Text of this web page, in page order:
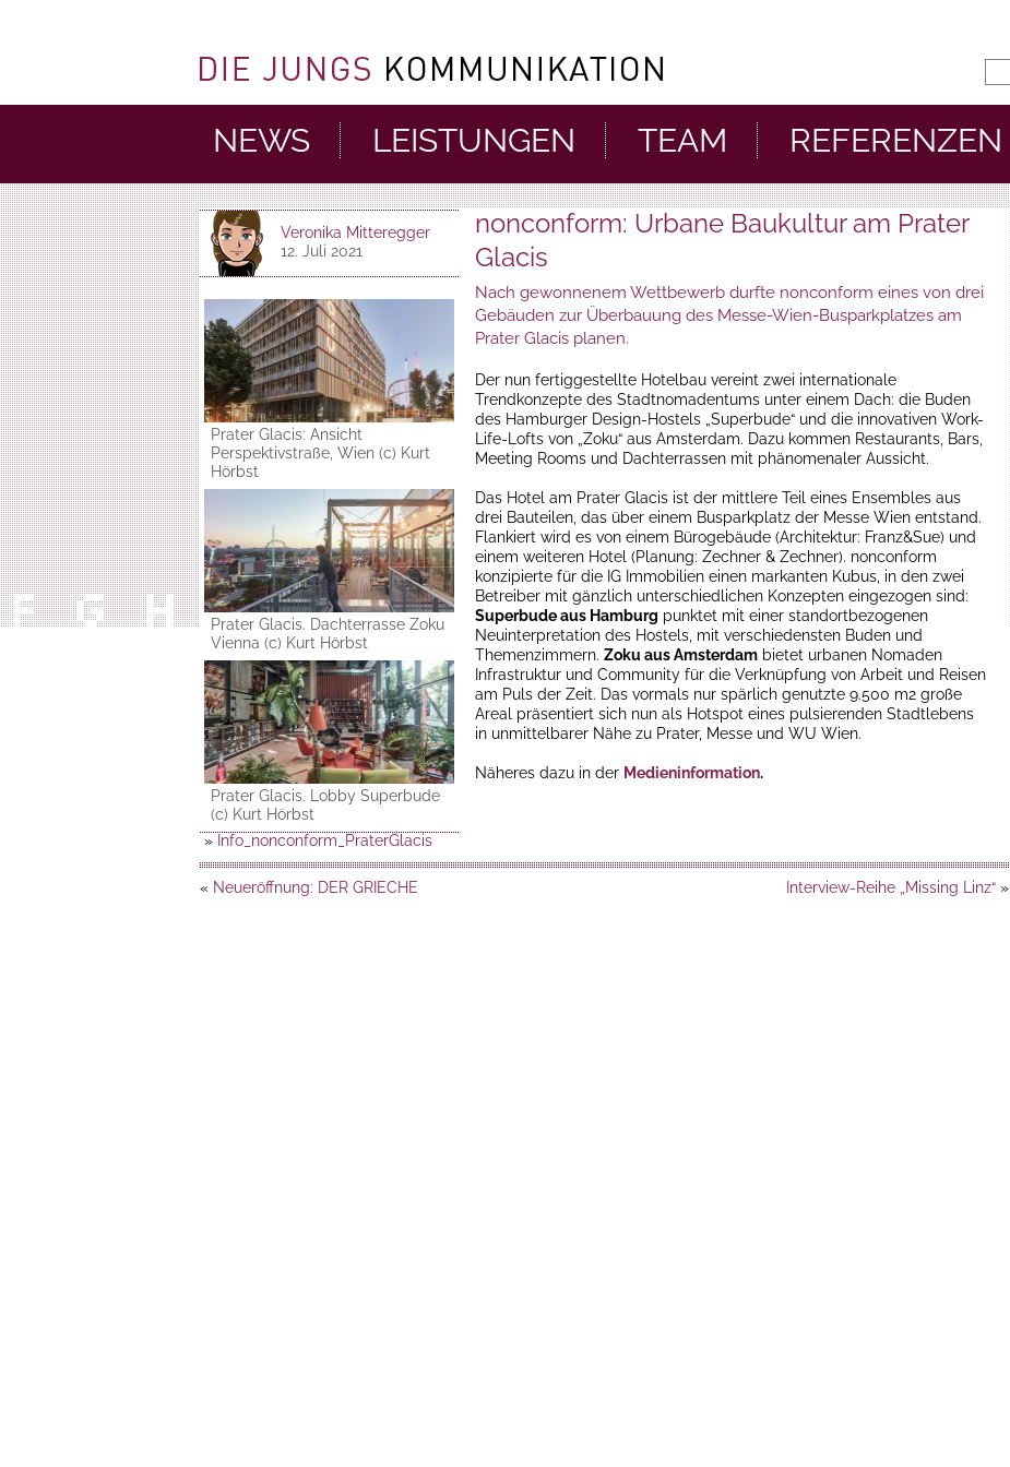
NEWS LEISTUNGEN TEAM REFERENZEN
Veronika Mitteregger
12. Juli 2021
Prater Glacis: Ansicht
Perspektivstraße, Wien (c) Kurt
Hörbst
Prater Glacis. Dachterrasse Zoku
Vienna (c) Kurt Hörbst
Prater Glacis. Lobby Superbude
(c) Kurt Hörbst
» Info_nonconform_PraterGlacis
nonconform: Urbane Baukultur am Prater
Glacis
Nach gewonnenem Wettbewerb durfte nonconform eines von drei
Gebäuden zur Überbauung des Messe-Wien-Busparkplatzes am
Prater Glacis planen.
Der nun fertiggestellte Hotelbau vereint zwei internationale
Trendkonzepte des Stadtnomadentums unter einem Dach: die Buden
des Hamburger Design-Hostels „Superbude“ und die innovativen Work-
Life-Lofts von „Zoku“ aus Amsterdam. Dazu kommen Restaurants, Bars,
Meeting Rooms und Dachterrassen mit phänomenaler Aussicht.
Das Hotel am Prater Glacis ist der mittlere Teil eines Ensembles aus
drei Bauteilen, das über einem Busparkplatz der Messe Wien entstand.
Flankiert wird es von einem Bürogebäude (Architektur: Franz&Sue) und
einem weiteren Hotel (Planung: Zechner & Zechner). nonconform
konzipierte für die IG Immobilien einen markanten Kubus, in den zwei
Betreiber mit gänzlich unterschiedlichen Konzepten eingezogen sind:
Superbude aus Hamburg punktet mit einer standortbezogenen
Neuinterpretation des Hostels, mit verschiedensten Buden und
Themenzimmern. Zoku aus Amsterdam bietet urbanen Nomaden
Infrastruktur und Community für die Verknüpfung von Arbeit und Reisen
am Puls der Zeit. Das vormals nur spärlich genutzte 9.500 m2 große
Areal präsentiert sich nun als Hotspot eines pulsierenden Stadtlebens
in unmittelbarer Nähe zu Prater, Messe und WU Wien.
Näheres dazu in der Medieninformation.
Interview-Reihe „Missing Linz“ »
« Neueröffnung: DER GRIECHE